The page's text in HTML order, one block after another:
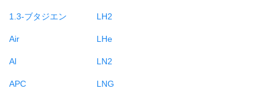
1.3-ブタジエン
Air
Al
APC
LH2
LHe
LN2
LNG